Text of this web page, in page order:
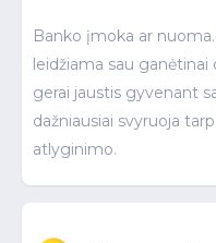
Banko įmoka ar
leidžiama sau ganėtinai
gerai jaustis gyvenant
dažniausiai svyruoja
atlyginimo.